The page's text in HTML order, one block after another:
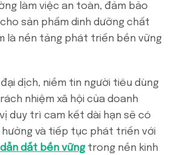
làm việc an toàn, đảm bảo
sản phẩm dinh dưỡng chất
là nền tảng phát triển bền vững
dịch, niềm tin người tiêu dùng
nhiệm xã hội của doanh
duy trì cam kết dài hạn sẽ có
hưởng và tiếp tục phát triển với
dắt bền vững trong nền kinh